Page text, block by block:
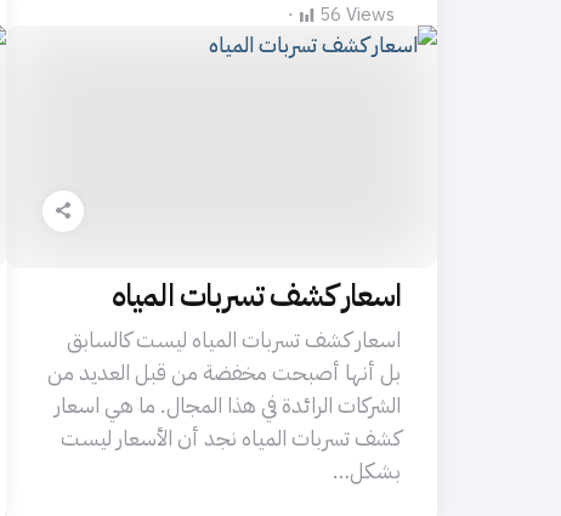
56 Views
اسعار كشف تسربات المياه
اسعار كشف تسربات المياه ليست كالسابق
بل أنها أصبحت مخفضة من قبل العديد من
الشركات الرائدة في هذا المجال. ما هي اسعار
كشف تسربات المياه نجد أن الأسعار ليست
بشكل…